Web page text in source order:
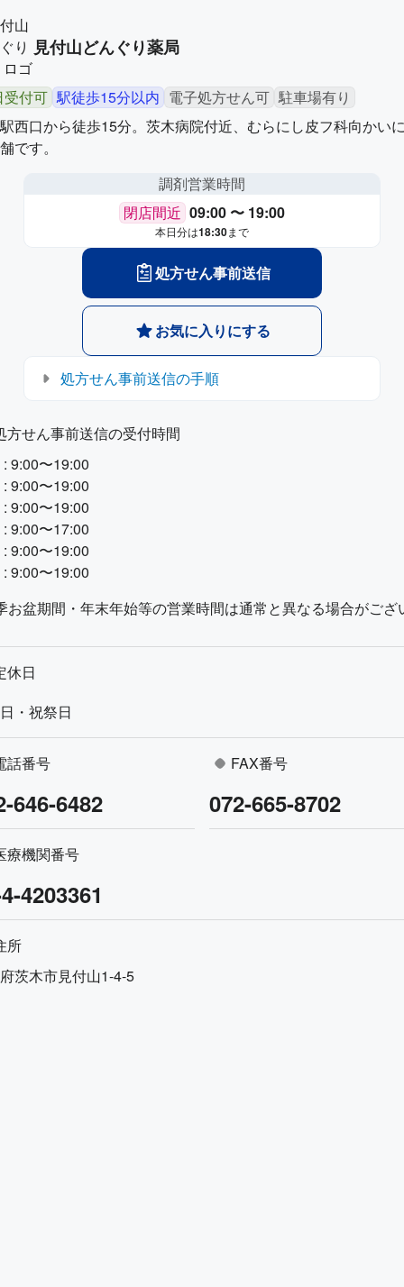
見付山どんぐり薬局
受付可 駅徒歩15分以内 電子処方せん可 駐車場有り
西口から徒歩15分。茨木病院付近、むらにし皮フ科向かい
です。
調剤営業時間
閉店間近 09:00 〜 19:00
本日分は18:30まで
処方せん事前送信
お気に入りにする
処方せん事前送信の手順
方せん事前送信の受付時間
9:00〜19:00
9:00〜19:00
9:00〜19:00
9:00〜17:00
9:00〜19:00
9:00〜19:00
お盆期間・年末年始等の営業時間は通常と異なる場合がござ
休日
・祝祭日
話番号
646-6482
FAX番号
072-665-8702
療機関番号
4203361
所
茨木市見付山1-4-5